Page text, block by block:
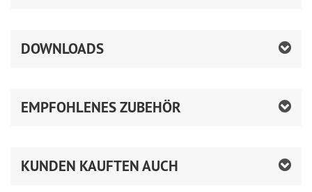
DOWNLOADS
EMPFOHLENES ZUBEHÖR
KUNDEN KAUFTEN AUCH